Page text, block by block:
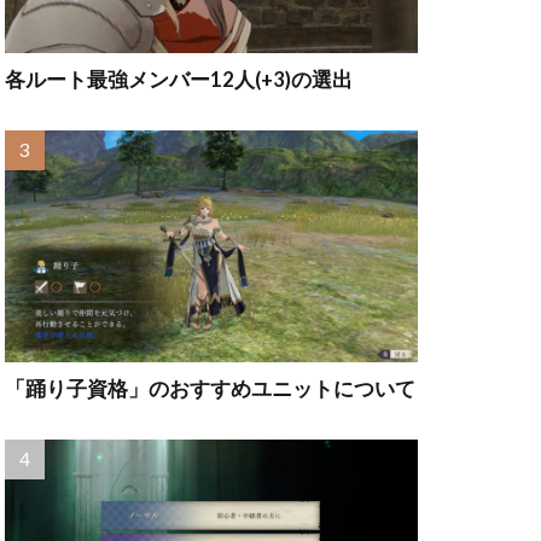
各ルート最強メンバー12人(+3)の選出
「踊り子資格」のおすすめユニットについて